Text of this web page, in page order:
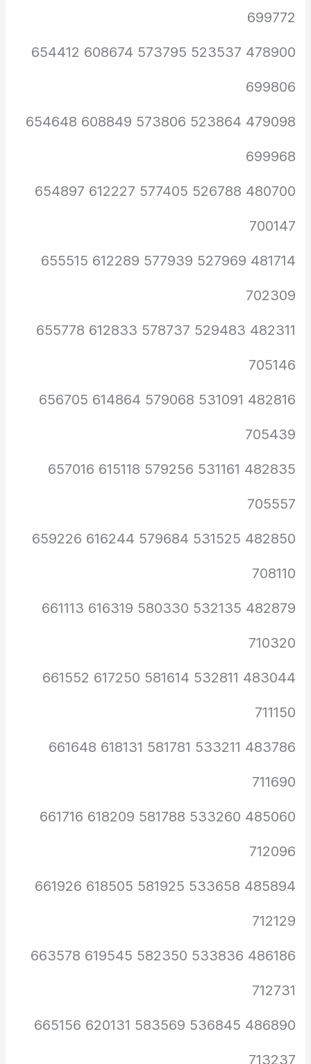
699772
478900 523537 573795 608674 654412
699806
479098 523864 573806 608849 654648
699968
480700 526788 577405 612227 654897
700147
481714 527969 577939 612289 655515
702309
482311 529483 578737 612833 655778
705146
482816 531091 579068 614864 656705
705439
482835 531161 579256 615118 657016
705557
482850 531525 579684 616244 659226
708110
482879 532135 580330 616319 661113
710320
483044 532811 581614 617250 661552
711150
483786 533211 581781 618131 661648
711690
485060 533260 581788 618209 661716
712096
485894 533658 581925 618505 661926
712129
486186 533836 582350 619545 663578
712731
486890 536845 583569 620131 665156
713237